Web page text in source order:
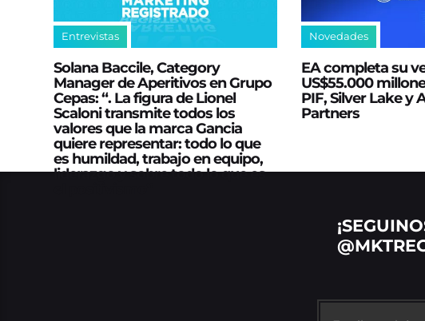
Entrevistas
Solana Baccile, Category
Manager de Aperitivos en Grupo
Cepas: “. La figura de Lionel
Scaloni transmite todos los
valores que la marca Gancia
quiere representar: todo lo que
es humildad, trabajo en equipo,
liderazgo y sobre todo lo que es
Novedades
EA completa su
US$55.000
PIF, Silver Lake y
Partners